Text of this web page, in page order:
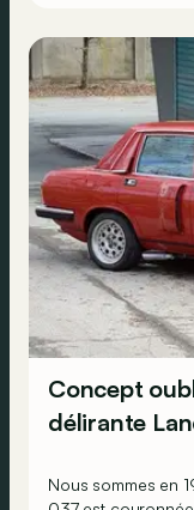
Concept
délirante
Nous sommes en